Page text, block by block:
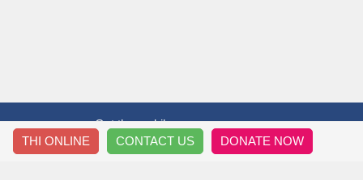
Get the mobile app
THI ONLINE CONTACT US DONATE NOW
T&T THẦY TRÒ